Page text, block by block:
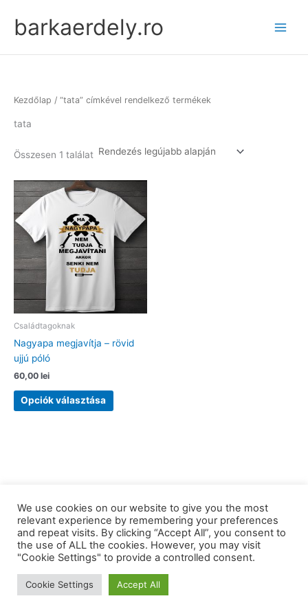
contentbarkaerdely.ro
Kezdőlap / “tata” címkével rendelkező termékek
tata
Összesen 1 találat
Családtagoknak
Nagyapa megjavítja – rövid
ujjú póló
60,00 lei
Opciók választása
Ennek
a
a
termékoldalon
választhatók
ki
Copyright © 2026 barkaerdely.ro | Powered byAstra WordPress
We use cookies on our website to give you the most
relevant experience by remembering your preferences
and repeat visits. By clicking “Accept All”, you consent to
the use of ALL the cookies. However, you may visit
"Cookie Settings" to provide a controlled consent.
Cookie Settings Accept All